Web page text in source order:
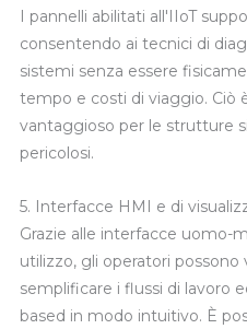
I pannelli abilitati all'IIoT
consentendo ai tecnici di
sistemi senza essere
tempo e costi di viaggio. Ciò
vantaggioso per le strutture
pericolosi.
5. Interfacce HMI e di
Grazie alle interfacce uomo-
utilizzo, gli operatori possono
semplificare i flussi di lavoro
based in modo intuitivo. È